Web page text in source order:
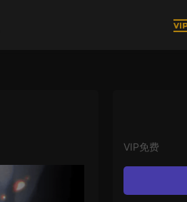
VIP免费